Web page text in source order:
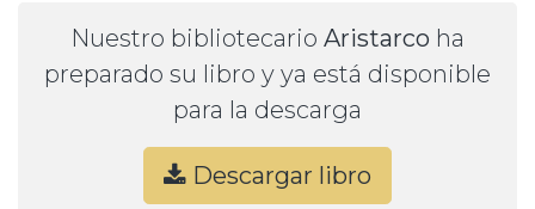
Nuestro bibliotecario Aristarco ha
preparado su libro y ya está disponible
para la descarga
Descargar libro